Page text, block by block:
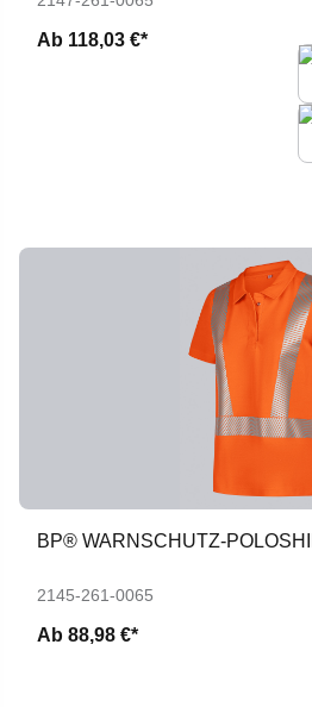
Ab 118,03 €*
BP® WARNSCHUTZ-
2145-261-0065
Ab 88,98 €*